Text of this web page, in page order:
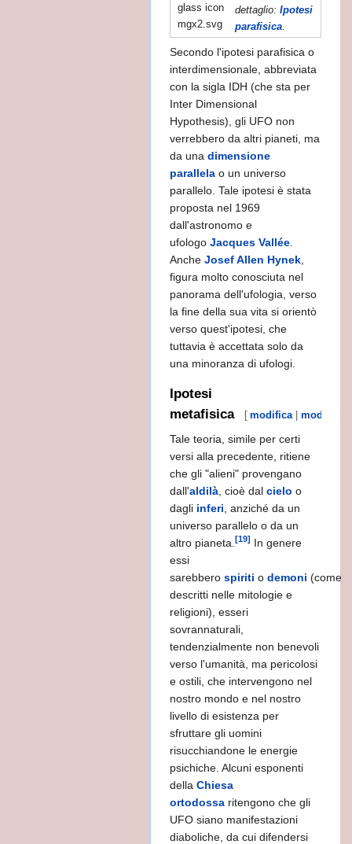
dettaglio: Ipotesi
parafisica
Secondo l'ipotesi parafisica o
interdimensionale, abbreviata
con la sigla IDH (che sta per
Inter Dimensional
Hypothesis), gli UFO non
verrebbero da altri pianeti, ma
da una dimensione
parallela o un universo
parallelo. Tale ipotesi è stata
proposta nel 1969
dall'astronomo e
ufologo Jacques Vallée
Anche Josef Allen Hynek
figura molto conosciuta nel
panorama dell'ufologia, verso
la fine della sua vita si orientò
verso quest'ipotesi, che
tuttavia è accettata solo da
una minoranza di ufologi.
Ipotesi
metafisica
[ modifica |modifica
Tale teoria, simile per certi
versi alla precedente, ritiene
che gli "alieni" provengano
dall'aldilà , cioè dal cielo o
dagli inferi , anziché da un
universo parallelo o da un
altro pianeta. [19] In genere
essi
sarebbero spiriti o demoni (come
descritti nelle mitologie e
religioni), esseri
sovrannaturali,
tendenzialmente non benevoli
verso l'umanità, ma pericolosi
e ostili, che intervengono nel
nostro mondo e nel nostro
livello di esistenza per
sfruttare gli uomini
risucchiandone le energie
psichiche. Alcuni esponenti
della Chiesa
ortodossa ritengono che gli
UFO siano manifestazioni
diaboliche, da cui difendersi